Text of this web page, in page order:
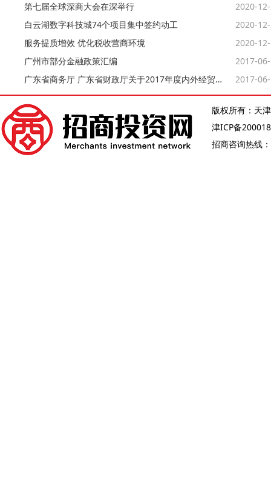
第七届全球深商大会在深举行
2020-
白云湖数字科技城74个项目集中签约动工
2020-
服务提质增效 优化税收营商环境
2020-
广州市部分金融政策汇编
2017-
广东省商务厅 广东省财政厅关于2017年度内外经贸发展与口岸建设专项资金省级拓展内销市场事项拟支持项目计划的公示
2017-
版权所有：天
津ICP备
招商咨询热线：